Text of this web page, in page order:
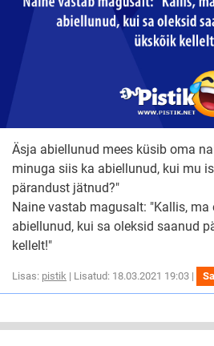
Äsja abiellunud mees küsib oma
minuga siis ka abiellunud, kui mu
pärandust jätnud?"
Naine vastab magusalt: "Kallis,
abiellunud, kui sa oleksid saanud
kellelt!"
Lisas: pistik | Lisatud: 18.03.2021 19:03 |